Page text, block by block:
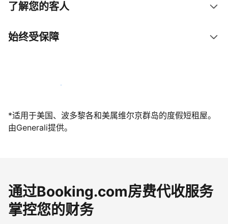
了解您的客人
始终受保障
立即与我们一起迎接客人
*适用于美国、波多黎各和美属维尔京群岛的度假短租屋。
由Generali提供。
通过Booking.com房费代收服务
掌控您的财务